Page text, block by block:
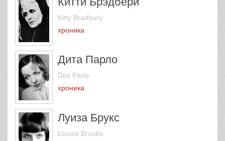
Kitty Bradbury
хроника
Дита Парло
Dita Parlo
хроника
Луиза Брукс
Louise Brooks